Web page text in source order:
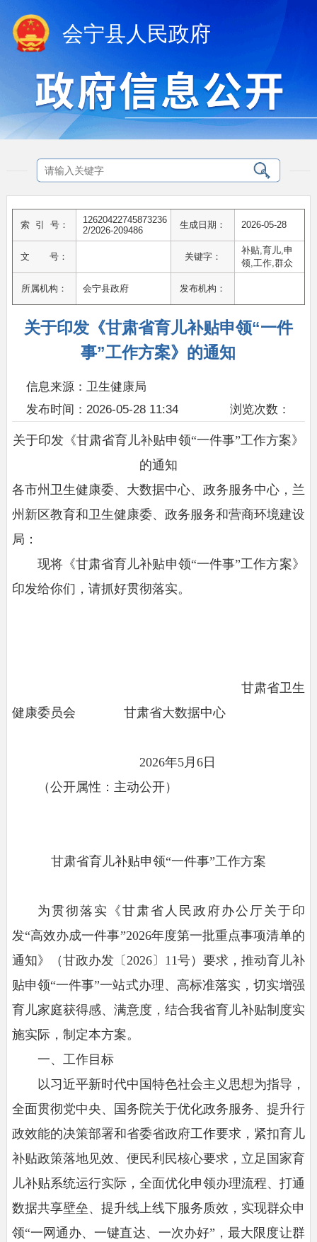
会宁县人民政府
索 引 号：
12620422745873236
2/2026-209486
生成日期： 2026-05-28
文 号： 关键字：
补贴,育儿,申
领,工作,群众
所属机构： 会宁县政府 发布机构：
关于印发《甘肃省育儿补贴申领“一件
事”工作方案》的通知
信息来源：卫生健康局
发布时间：2026-05-28 11:34
浏览次数：
关于印发《甘肃省育儿补贴申领“一件事”工作方案》
的通知
各市州卫生健康委、大数据中心、政务服务中心，兰
州新区教育和卫生健康委、政务服务和营商环境建设
局：
现将《甘肃省育儿补贴申领“一件事”工作方案》
印发给你们，请抓好贯彻落实。
甘肃省卫生
健康委员会 甘肃省大数据中心
2026年5月6日
（公开属性：主动公开）
甘肃省育儿补贴申领“一件事”工作方案
为贯彻落实《甘肃省人民政府办公厅关于印
发“高效办成一件事”2026年度第一批重点事项清单的
通知》（甘政办发〔2026〕11号）要求，推动育儿补
贴申领“一件事”一站式办理、高标准落实，切实增强
育儿家庭获得感、满意度，结合我省育儿补贴制度实
施实际，制定本方案。
一、工作目标
以习近平新时代中国特色社会主义思想为指导，
全面贯彻党中央、国务院关于优化政务服务、提升行
政效能的决策部署和省委省政府工作要求，紧扣育儿
补贴政策落地见效、便民利民核心要求，立足国家育
儿补贴系统运行实际，全面优化申领办理流程、打通
数据共享壁垒、提升线上线下服务质效，实现群众申
领“一网通办、一键直达、一次办好”，最大限度让群